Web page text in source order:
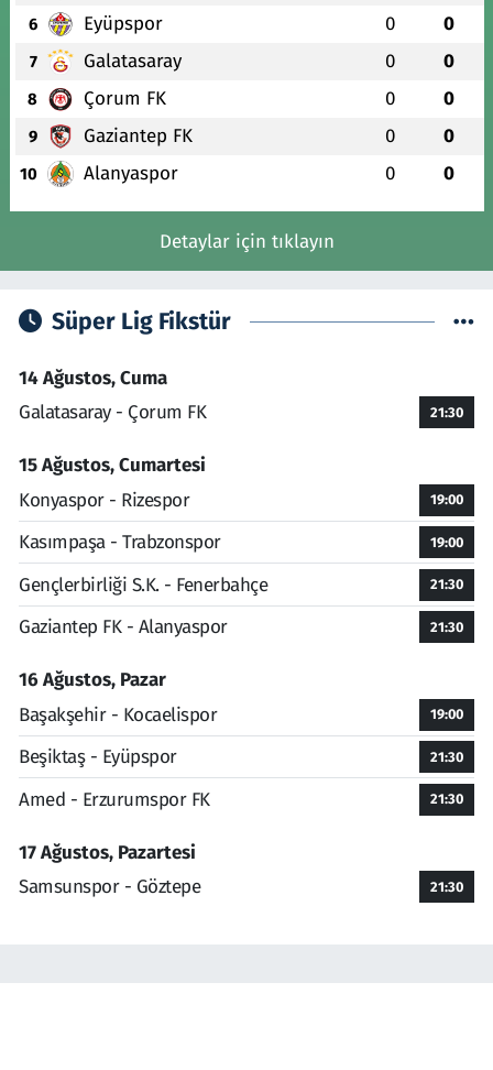
6 Eyüpspor 0 0
7 Galatasaray 0 0
8 Çorum FK 0 0
9 Gaziantep FK 0 0
10 Alanyaspor 0 0
Detaylar için tıklayın
Süper Lig Fikstür
14 Ağustos, Cuma
Galatasaray - Çorum FK
21:30
15 Ağustos, Cumartesi
Konyaspor - Rizespor
19:00
Kasımpaşa - Trabzonspor 19:00
Gençlerbirliği S.K. - Fenerbahçe 21:30
Gaziantep FK - Alanyaspor 21:30
16 Ağustos, Pazar
Başakşehir - Kocaelispor
19:00
Beşiktaş - Eyüpspor 21:30
Amed - Erzurumspor FK 21:30
17 Ağustos, Pazartesi
Samsunspor - Göztepe
21:30